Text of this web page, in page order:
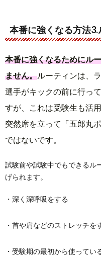
本番に強くなる方法
本番に強くなるためにル
ません。ルーティンは、
選手がキックの前に行っ
すが、これは受験生も活
突然席を立って「五郎丸
ではないです。
試験前や試験中でもできるル
げられます。
・深く深呼吸をする
・首や肩などのストレッチを
・受験期の最初から使ってい